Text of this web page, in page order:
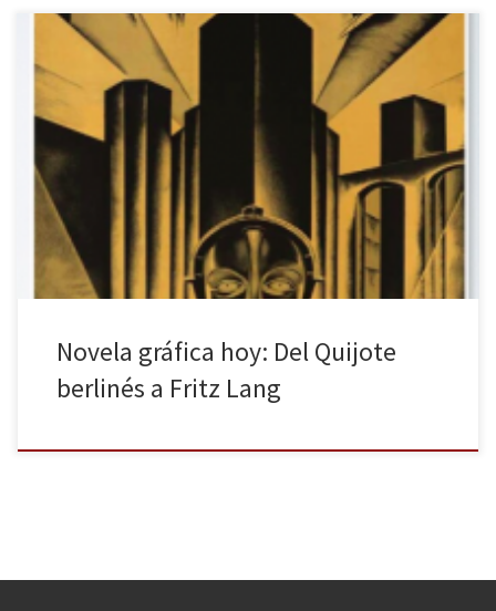
Uno de los géneros más destacables de las últimas décadas es la
novela gráfica. En otros artículos, La Huella Digital ha hecho
reseñas de muchas obras, pues cuentan con un público creciente.
A medio camino entre el cómic y la literatura tradicional, se han
creado auténticas obras de arte por […]
Novela gráfica hoy: Del Quijote
berlinés a Fritz Lang